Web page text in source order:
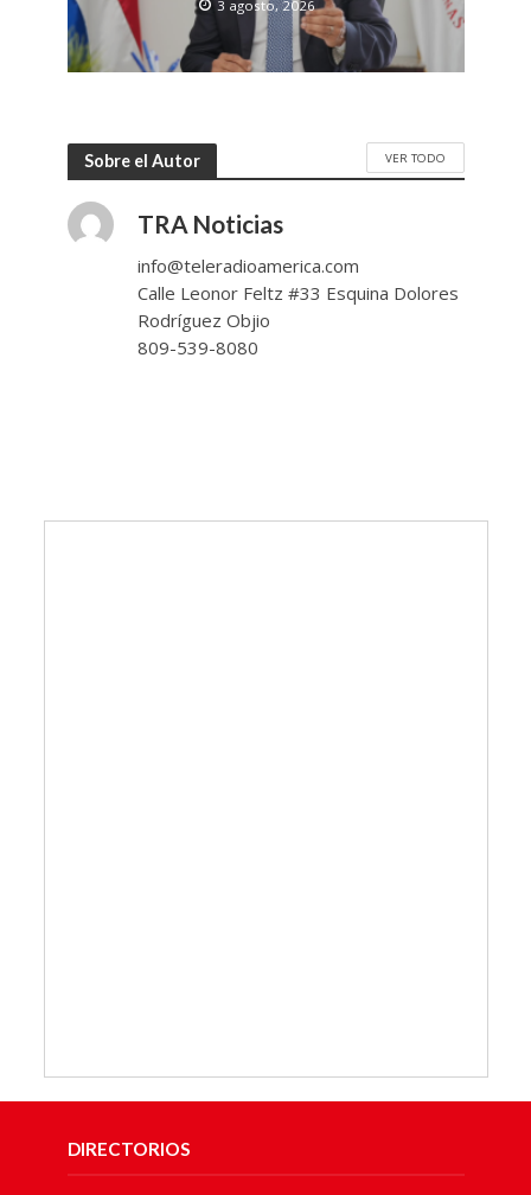
3 agosto, 2026
Sobre el Autor VER TODO
TRA Noticias
info@teleradioamerica.com
Calle Leonor Feltz #33 Esquina Dolores
Rodríguez Objio
809-539-8080
DIRECTORIOS